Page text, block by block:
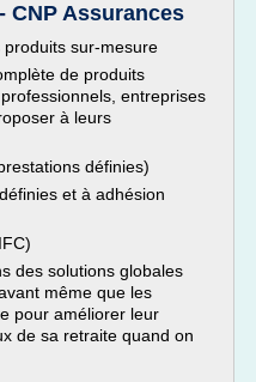
CNP Assurances
sur-mesure
de produits
entreprises
à leurs
définies)
et à adhésion
des solutions globales
même que les
pour améliorer leur
de sa retraite quand on